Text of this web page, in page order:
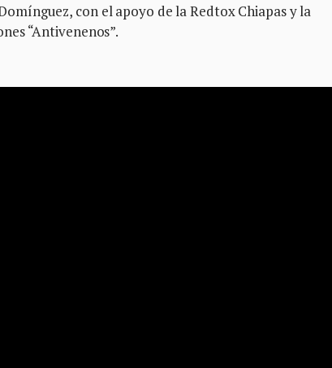
con el apoyo de la Redtox Chiapas y la
“Antivenenos”.